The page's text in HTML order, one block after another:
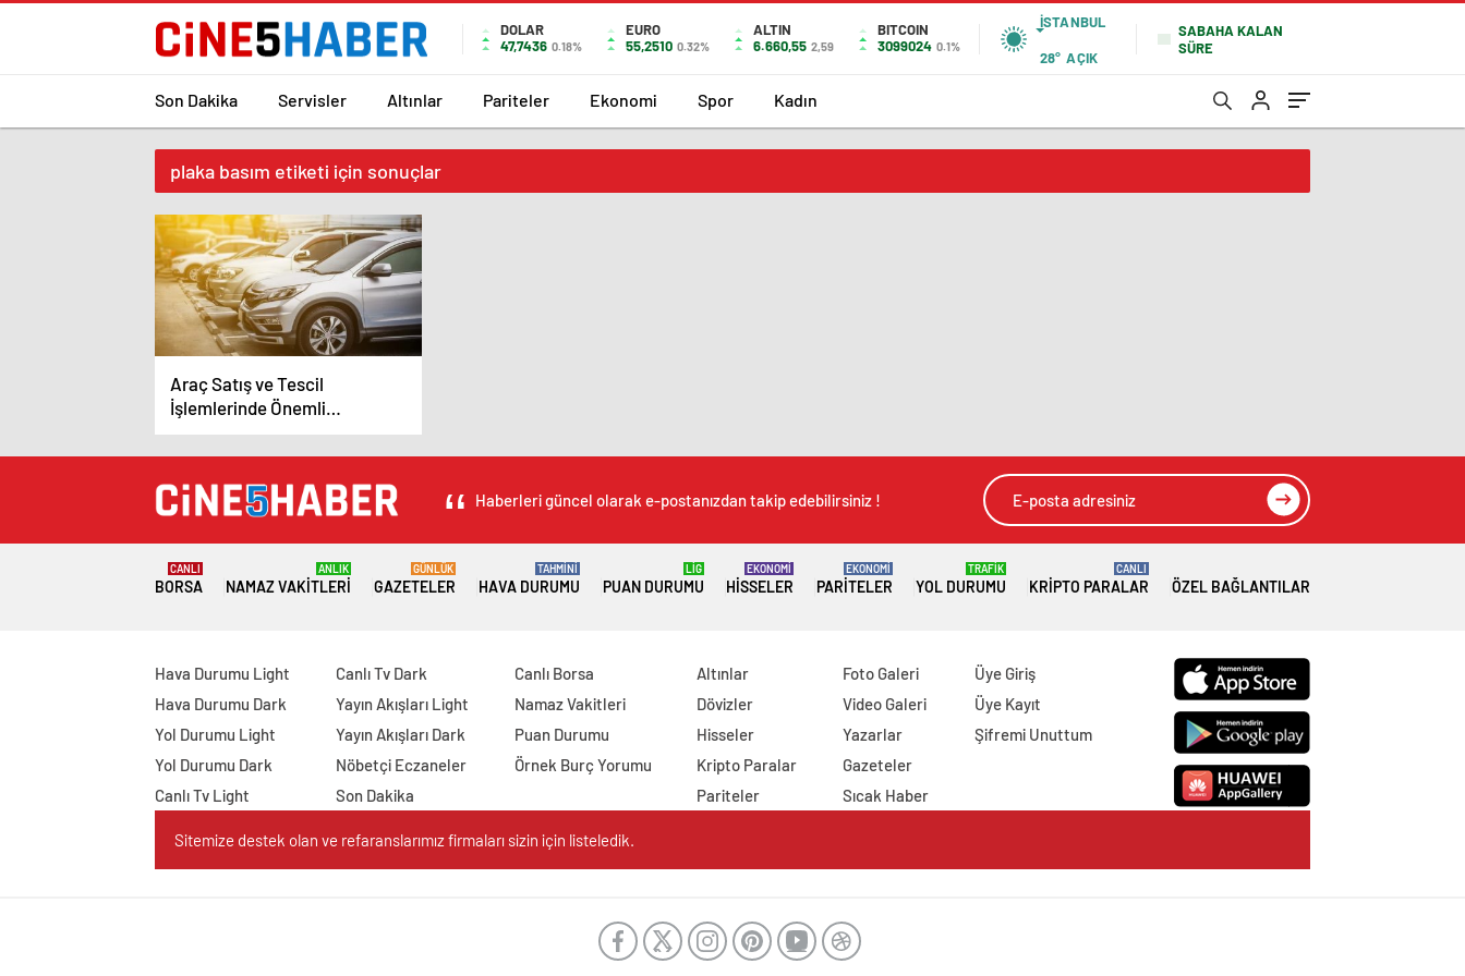
DOLAR
47,7436 0.18%
EURO
55,2510 0.32%
ALTIN
6.660,55 2,59
BITCOIN
3099024 0.1%
İSTANBUL
28° AÇIK
SABAHA KALAN
SÜRE
Son Dakika Servisler Altınlar Pariteler Ekonomi Spor Kadın
plaka basım etiketi için sonuçlar
Araç Satış ve Tescil
İşlemlerinde Önemli
Değişiklikler!
Haberleri güncel olarak e-postanızdan takip edebilirsiniz !
BORSA
CANLI
NAMAZ VAKITLERI
ANLIK
GAZETELER
GÜNLÜK
HAVA DURUMU
TAHMİNİ
PUAN DURUMU
LİG
HISSELER
EKONOMİ
PARITELER
EKONOMİ
YOL DURUMU
TRAFİK
KRIPTO PARALAR
CANLI
ÖZEL BAĞLANTILAR
Hava Durumu Light
Hava Durumu Dark
Yol Durumu Light
Yol Durumu Dark
Canlı Tv Light
Canlı Tv Dark
Yayın Akışları Light
Yayın Akışları Dark
Nöbetçi Eczaneler
Son Dakika
Canlı Borsa
Namaz Vakitleri
Puan Durumu
Örnek Burç Yorumu
Altınlar
Dövizler
Hisseler
Kripto Paralar
Pariteler
Foto Galeri
Video Galeri
Yazarlar
Gazeteler
Sıcak Haber
Üye Giriş
Üye Kayıt
Şifremi Unuttum
Sitemize destek olan ve refaranslarımız firmaları sizin için listeledik.